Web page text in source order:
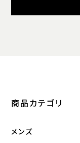
商品カテゴリ
メンズ